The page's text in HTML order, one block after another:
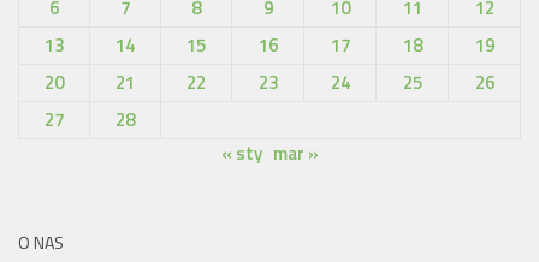
6
7 8 9 10 11
12
13
14 15 16 17 18
19
20
21 22 23 24 25
26
27
28
« sty mar »
O NAS